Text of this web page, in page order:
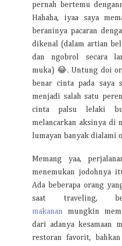
pernah bertemu
Hahaha, iyaa saya
beraninya pacaran
dikenal (dalam artian
dan ngobrol secara
muka) 😂. Untung doi
benar cinta pada saya
menjadi salah satu
cinta palsu lelaki
melancarkan aksinya di
lumayan banyak dialami
Memang yaa,
menemukan jodohnya
Ada beberapa orang
saat traveling,
makanan mungkin
dari adanya kesamaan
restoran favorit,